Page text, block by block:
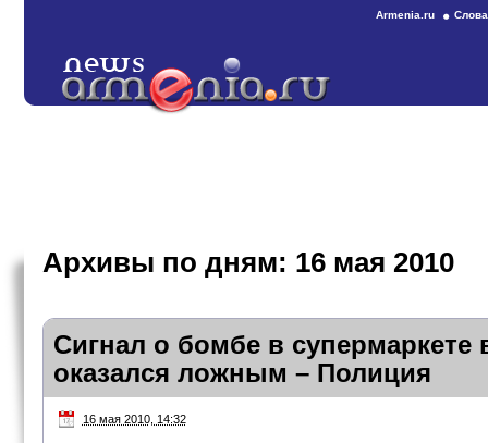
Armenia.ru
Архивы по дням: 16 мая 2010
Сигнал о бомбе в супермаркете
оказался ложным – Полиция
16 мая 2010, 14:32